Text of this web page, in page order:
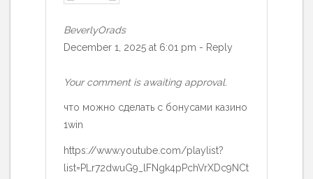
BeverlyOrads
December 1, 2025 at 6:01 pm - Reply
Your comment is awaiting approval.
что можно сделать с бонусами казино
1win
https://www.youtube.com/playlist?
list=PLr72dwuG9_lFNgk4pPchVrXDc9NCt